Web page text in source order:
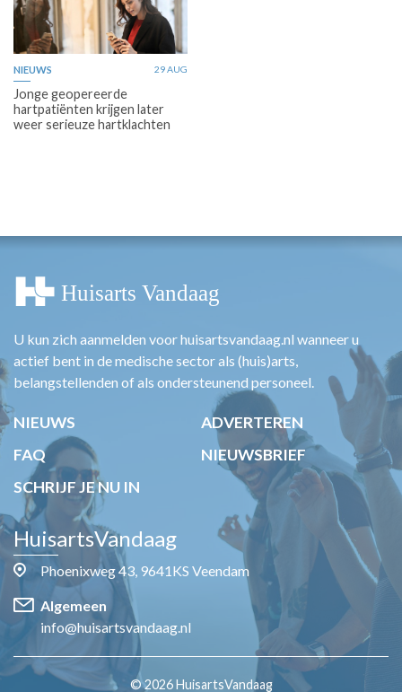
NIEUWS 29 AUG
Jonge geopereerde
hartpatiënten krijgen later
weer serieuze hartklachten
U kun zich aanmelden voor huisartsvandaag.nl wanneer u
actief bent in de medische sector als (huis)arts,
belangstellenden of als ondersteunend personeel.
NIEUWS
ADVERTEREN
FAQ
NIEUWSBRIEF
SCHRIJF JE NU IN
HuisartsVandaag
Phoenixweg 43, 9641KS Veendam
Algemeen
info@huisartsvandaag.nl
© 2026 HuisartsVandaag